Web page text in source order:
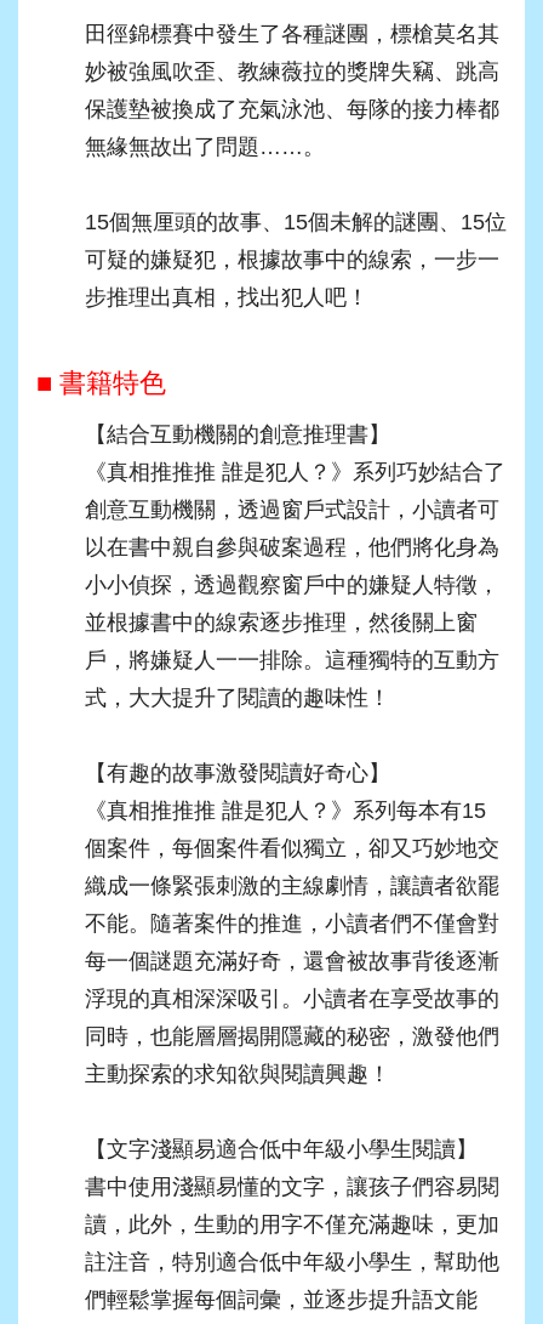
田徑錦標賽中發生了各種謎團，標槍莫名其
妙被強風吹歪、教練薇拉的獎牌失竊、跳高
保護墊被換成了充氣泳池、每隊的接力棒都
無緣無故出了問題……。
15個無厘頭的故事、15個未解的謎團、15位
可疑的嫌疑犯，根據故事中的線索，一步一
步推理出真相，找出犯人吧！
■ 書籍特色
【結合互動機關的創意推理書】
《真相推推推 誰是犯人？》系列巧妙結合了
創意互動機關，透過窗戶式設計，小讀者可
以在書中親自參與破案過程，他們將化身為
小小偵探，透過觀察窗戶中的嫌疑人特徵，
並根據書中的線索逐步推理，然後關上窗
戶，將嫌疑人一一排除。這種獨特的互動方
式，大大提升了閱讀的趣味性！
【有趣的故事激發閱讀好奇心】
《真相推推推 誰是犯人？》系列每本有15
個案件，每個案件看似獨立，卻又巧妙地交
織成一條緊張刺激的主線劇情，讓讀者欲罷
不能。隨著案件的推進，小讀者們不僅會對
每一個謎題充滿好奇，還會被故事背後逐漸
浮現的真相深深吸引。小讀者在享受故事的
同時，也能層層揭開隱藏的秘密，激發他們
主動探索的求知欲與閱讀興趣！
【文字淺顯易適合低中年級小學生閱讀】
書中使用淺顯易懂的文字，讓孩子們容易閱
讀，此外，生動的用字不僅充滿趣味，更加
註注音，特別適合低中年級小學生，幫助他
們輕鬆掌握每個詞彙，並逐步提升語文能